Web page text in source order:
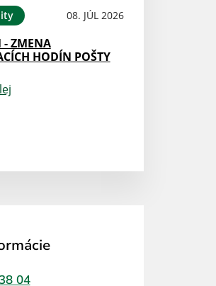
08. JÚL 2026
- ZMENA
HODÍN POŠTY
04